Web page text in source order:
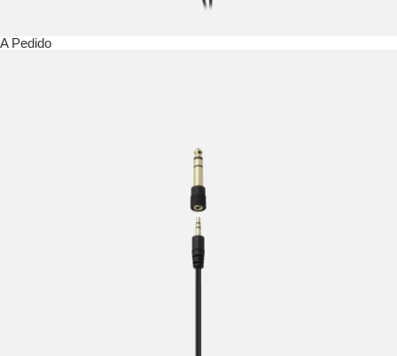
A Pedido